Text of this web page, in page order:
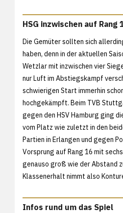
HSG inzwischen auf Rang
Die Gemüter sollten sich
haben, denn in der aktuellen
Wetzlar mit inzwischen vier
nur Luft im Abstiegskampf
schwierigen Start immerhin
hochgekämpft. Beim TVB
gegen den HSV Hamburg ging
vom Platz wie zuletzt in den
Partien in Erlangen und gegen
Vorsprung auf Rang 16 mit
genauso groß wie der Abstand
Klassenerhalt nimmt also
Infos rund um das Spiel